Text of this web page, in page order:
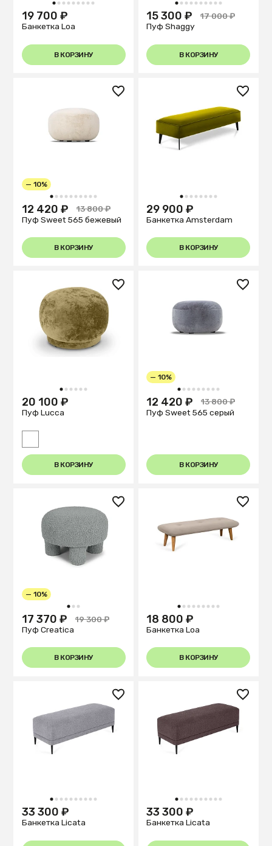
1 2 3 4 5 6 7 8 9
19 700 ₽
Банкетка Loa
В КОРЗИНУ
1 2 3 4 5 6 7 8 9 10
15 300 ₽
17 000 ₽
Пуф Shaggy
В КОРЗИНУ
1 2 3 4 5 6 7 8 9 10
— 10%
12 420 ₽
13 800 ₽
Пуф Sweet 565 бежевый
В КОРЗИНУ
1 2 3 4 5 6 7 8
29 900 ₽
Банкетка Amsterdam
В КОРЗИНУ
1 2 3 4 5 6
20 100 ₽
Пуф Lucca
В КОРЗИНУ
1 2 3 4 5 6 7 8 9
— 10%
12 420 ₽
13 800 ₽
Пуф Sweet 565 серый
В КОРЗИНУ
1 2 3
— 10%
17 370 ₽
19 300 ₽
Пуф Creatica
В КОРЗИНУ
1 2 3 4 5 6 7 8 9
18 800 ₽
Банкетка Loa
В КОРЗИНУ
1 2 3 4 5 6 7 8 9 10
33 300 ₽
Банкетка Licata
1 2 3 4 5 6 7 8 9 10
33 300 ₽
Банкетка Licata